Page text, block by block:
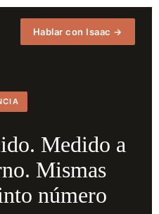
Hablar con Isaac →
Medido a
Mismas
número